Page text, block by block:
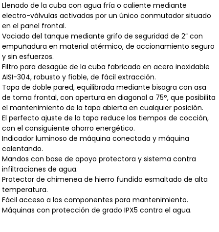
Llenado de la cuba con agua fría o caliente mediante
electro-válvulas activadas por un único conmutador situado
en el panel frontal.
Vaciado del tanque mediante grifo de seguridad de 2” con
empuñadura en material atérmico, de accionamiento seguro
y sin esfuerzos.
Filtro para desagüe de la cuba fabricado en acero inoxidable
AISI-304, robusto y fiable, de fácil extracción.
Tapa de doble pared, equilibrada mediante bisagra con asa
de toma frontal, con apertura en diagonal a 75°, que posibilita
el mantenimiento de la tapa abierta en cualquier posición.
El perfecto ajuste de la tapa reduce los tiempos de cocción,
con el consiguiente ahorro energético.
Indicador luminoso de máquina conectada y máquina
calentando.
Mandos con base de apoyo protectora y sistema contra
infiltraciones de agua.
Protector de chimenea de hierro fundido esmaltado de alta
temperatura.
Fácil acceso a los componentes para mantenimiento.
Máquinas con protección de grado IPX5 contra el agua.